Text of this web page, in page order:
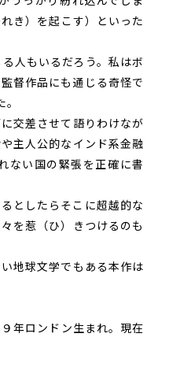
き）を起こす）といった
人もいるだろう。私はボ
督作品にも通じる奇怪で
交差させて語りわけなが
主人公的なインド系金融
ない国の緊張を正確に書
としたらそこに超越的な
を惹（ひ）きつけるのも
地球文学でもある本作は
年ロンドン生まれ。現在